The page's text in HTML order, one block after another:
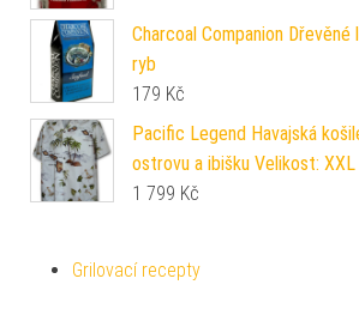
Charcoal Companion Dřevěné
ryb
179 Kč
Pacific Legend Havajská
ostrovu a ibišku Velikost: XXL
1 799 Kč
Grilovací recepty